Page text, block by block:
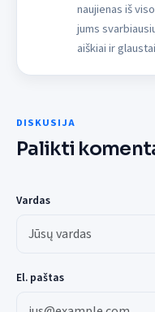
naujienas iš
jums
aiškiai ir
DISKUSIJA
Palikti
Vardas
El. paštas